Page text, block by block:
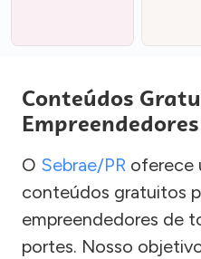
Conteúdos
O Sebrae/PR oferece
conteúdos gratuitos
empreendedores de
portes. Nosso